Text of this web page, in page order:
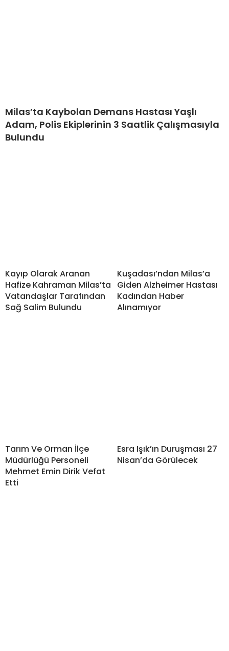
Milas’ta Kaybolan Demans Hastası Yaşlı
Adam, Polis Ekiplerinin 3 Saatlik Çalışmasıyla
Bulundu
Kayıp Olarak Aranan
Hafize Kahraman Milas’ta
Vatandaşlar Tarafından
Sağ Salim Bulundu
Kuşadası’ndan Milas’a
Giden Alzheimer Hastası
Kadından Haber
Alınamıyor
Tarım Ve Orman İlçe
Müdürlüğü Personeli
Mehmet Emin Dirik Vefat
Etti
Esra Işık’ın Duruşması 27
Nisan’da Görülecek